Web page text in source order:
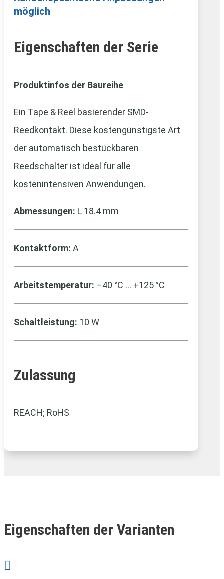
möglich
Eigenschaften der Serie
Produktinfos der Baureihe
Ein Tape & Reel basierender SMD-
Reedkontakt. Diese kostengünstigste Art
der automatisch bestückbaren
Reedschalter ist ideal für alle
kostenintensiven Anwendungen.
Abmessungen: L 18.4 mm
Kontaktform: A
Arbeitstemperatur: –40 °C … +125 °C
Schaltleistung: 10 W
Zulassung
REACH; RoHS
Eigenschaften der Varianten
